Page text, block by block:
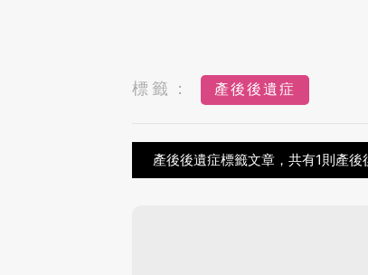
標籤： 產後後遺症
產後後遺症標籤文章，共有1則產